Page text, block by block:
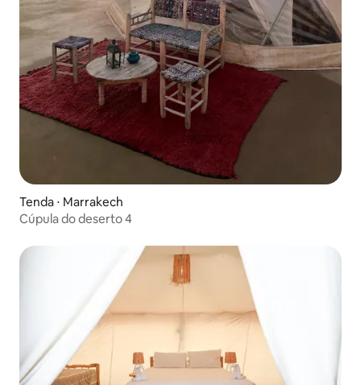
Tenda ⋅ Marrakech
Cúpula do deserto 4